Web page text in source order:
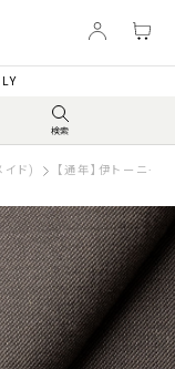
イド) 【通年】伊トーニ